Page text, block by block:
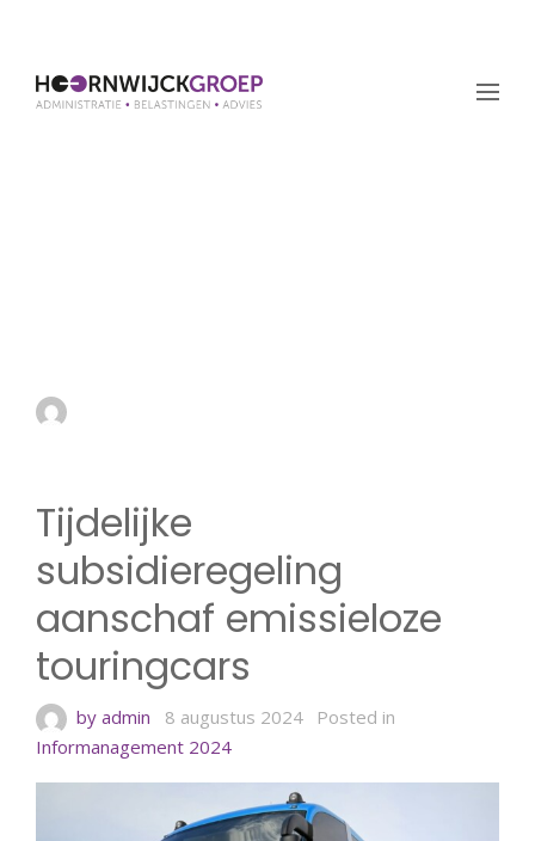
Tijdelijke
subsidieregeling
aanschaf emissieloze
touringcars
by admin 8 augustus 2024
Posted in
Informanagement 2024